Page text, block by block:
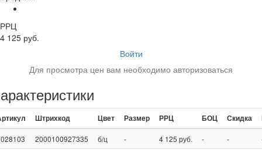
РРЦ
4 125 руб.
Войти
Для просмотра цен вам необходимо авторизоваться
Штрихкод Цвет Размер РРЦ БОЦ Скидка
2000100927335 б/ц - 4 125 руб. - -